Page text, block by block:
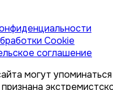
Cookie
соглашение
могут